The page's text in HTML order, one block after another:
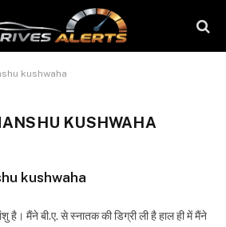
kushwaha
KUSHWAHA
kushwaha
है। मैंने बी.ए. से स्नातक की डिग्री ली है हाल ही में मैंने